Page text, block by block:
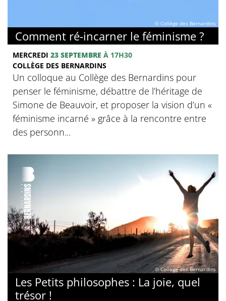
© Collège des Bernardins
Comment ré-incarner le féminisme ?
MERCREDI 23 SEPTEMBRE À 17H30
COLLÈGE DES BERNARDINS
Un colloque au Collège des Bernardins pour
penser le féminisme, débattre de l’héritage de
Simone de Beauvoir, et proposer la vision d’un «
féminisme incarné » grâce à la rencontre entre
des personn...
© Collège des Bernardins
Les Petits philosophes : La joie, quel
trésor !